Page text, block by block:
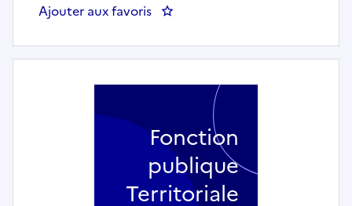
Ajouter aux favoris : Agent(e) polyvalent(e) gestion
Fonction
publique
Territoriale